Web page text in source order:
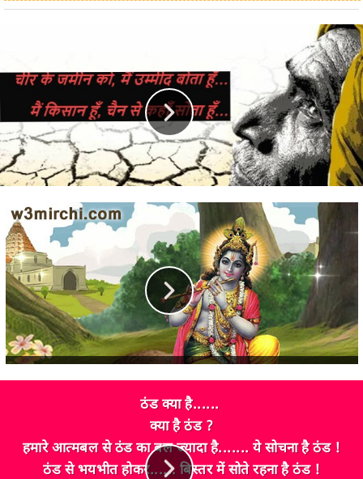
ठंड क्या है......
क्या है ठंड ?
हमारे आत्मबल से ठंड का बल ज्यादा है....... ये सोचना है ठंड !
ठंड से भयभीत होकर...... बिस्तर में सोते रहना है ठंड !